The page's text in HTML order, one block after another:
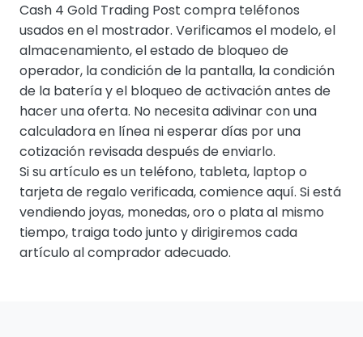
Cash 4 Gold Trading Post compra teléfonos
usados en el mostrador. Verificamos el modelo, el
almacenamiento, el estado de bloqueo de
operador, la condición de la pantalla, la condición
de la batería y el bloqueo de activación antes de
hacer una oferta. No necesita adivinar con una
calculadora en línea ni esperar días por una
cotización revisada después de enviarlo.
Si su artículo es un teléfono, tableta, laptop o
tarjeta de regalo verificada, comience aquí. Si está
vendiendo joyas, monedas, oro o plata al mismo
tiempo, traiga todo junto y dirigiremos cada
artículo al comprador adecuado.